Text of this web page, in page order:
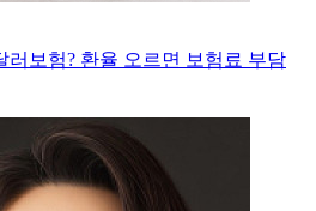
러보험? 환율 오르면 보험료 부담